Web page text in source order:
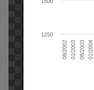
08/2002 01/2003 08/2003 01/2004
1250